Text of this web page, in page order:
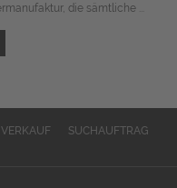
die sämtliche ...
VERKAUF
SUCHAUFTRAG